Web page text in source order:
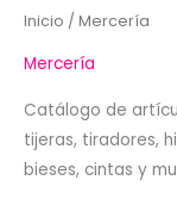
Inicio / Mercería
Mercería
Catálogo de
tijeras, tiradores,
bieses, cintas y